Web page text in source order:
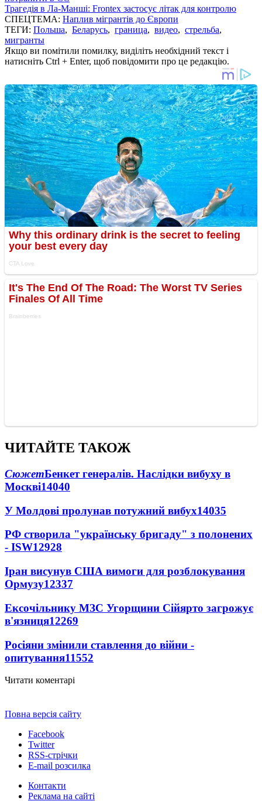
Трагедія в Ла-Манші: Frontex застосує літак для контролю
СПЕЦТЕМА: Наплив мігрантів до Європи
ТЕГИ: Польша, Беларусь, граница, видео, стрельба,
мигранты
Якщо ви помітили помилку, виділіть необхідний текст і
натисніть Ctrl + Enter, щоб повідомити про це редакцію.
ЧИТАЙТЕ ТАКОЖ
СюжетБенкет генералів. Наслідки вибуху в
Москві14040
У Молдові пролунав потужний вибух14035
РФ створила "українську бригаду" з полонених
- ISW12928
Іран висунув США вимоги для розблокування
Ормузу12337
Ексочільнику МЗС Угорщини Сійярто загрожує
в'язниця12269
Росіяни змінили ставлення до війни -
опитування11552
Читати коментарі
Повна версія сайту
Facebook
Twitter
RSS-стрічки
E-mail розсилка
Контакти
Реклама на сайті